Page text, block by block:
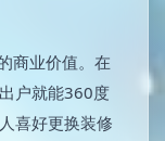
商业价值。在
户就能360度
喜好更换装修